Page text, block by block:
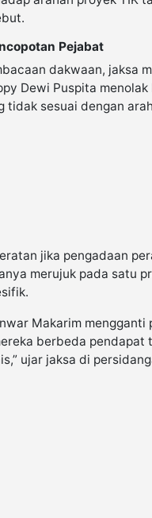
Pejabat
dakwaan, jaksa
Dewi Puspita menolak
tidak sesuai dengan
jika pengadaan
merujuk pada satu
Makarim mengganti
berbeda pendapat
ujar jaksa di